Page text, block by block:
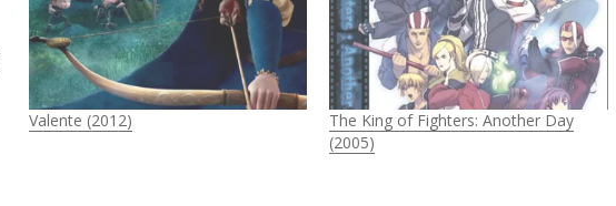
Valente (2012)
The King of Fighters: Another Day
(2005)